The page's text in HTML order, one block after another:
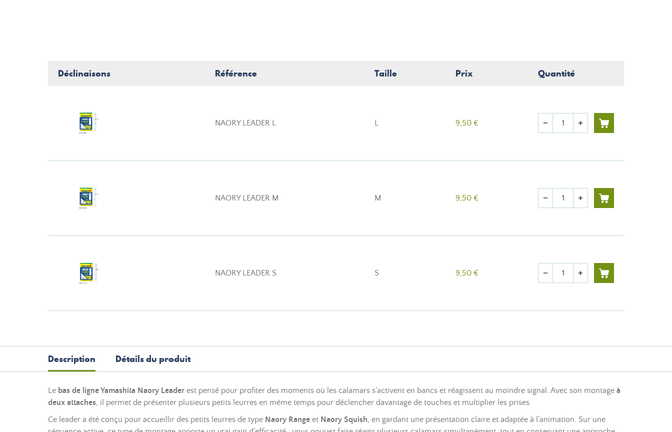
Déclinaisons Référence Taille Prix Quantité
NAORY LEADER L L 9,50 € Quantité
remove add
NAORY LEADER M M 9,50 € Quantité
remove add
NAORY LEADER S S 9,50 € Quantité
remove add
Description Détails du produit
Le bas de ligne Yamashita Naory Leader est pensé pour profiter des moments où les calamars s’activent en bancs et réagissent au moindre signal. Avec son montage à
deux attaches, il permet de présenter plusieurs petits leurres en même temps pour déclencher davantage de touches et multiplier les prises.
Ce leader a été conçu pour accueillir des petits leurres de type Naory Range et Naory Squish, en gardant une présentation claire et adaptée à l’animation. Sur une